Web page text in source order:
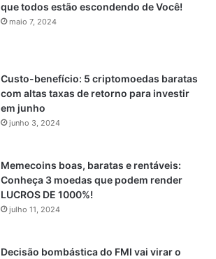
que todos estão escondendo de Você!
maio 7, 2024
Custo-benefício: 5 criptomoedas baratas
com altas taxas de retorno para investir
em junho
junho 3, 2024
Memecoins boas, baratas e rentáveis:
Conheça 3 moedas que podem render
LUCROS DE 1000%!
julho 11, 2024
Decisão bombástica do FMI vai virar o